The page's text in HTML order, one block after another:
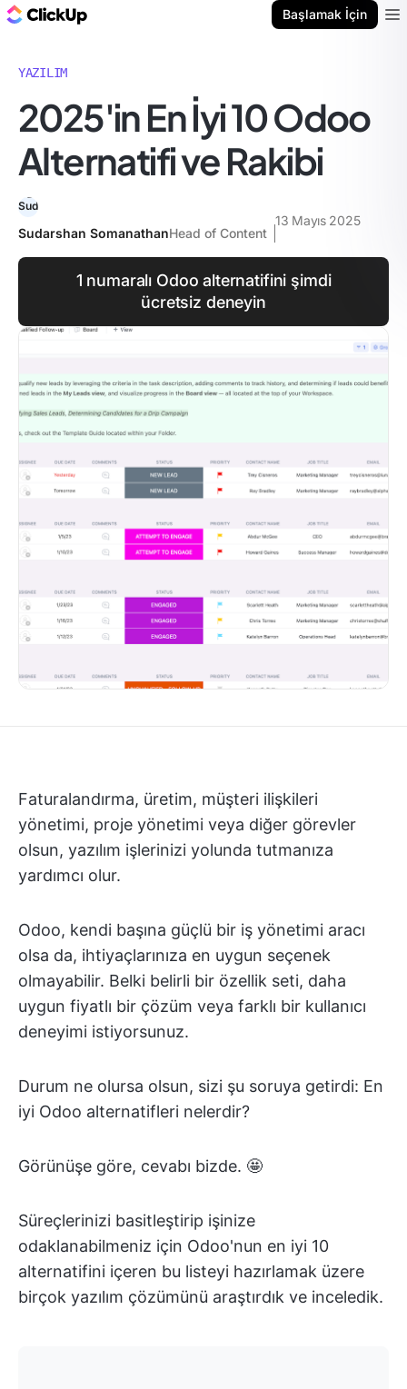
Başlamak İçin
YAZILIM
2025'in En İyi 10 Odoo
Alternatifi ve Rakibi
Sudarshan SomanathanHead of Content
13 Mayıs 2025
1 numaralı Odoo alternatifini şimdi
ücretsiz deneyin
Faturalandırma, üretim, müşteri ilişkileri
yönetimi, proje yönetimi veya diğer görevler
olsun, yazılım işlerinizi yolunda tutmanıza
yardımcı olur.
Odoo, kendi başına güçlü bir iş yönetimi aracı
olsa da, ihtiyaçlarınıza en uygun seçenek
olmayabilir. Belki belirli bir özellik seti, daha
uygun fiyatlı bir çözüm veya farklı bir kullanıcı
deneyimi istiyorsunuz.
Durum ne olursa olsun, sizi şu soruya getirdi: En
iyi Odoo alternatifleri nelerdir?
Görünüşe göre, cevabı bizde. 🤩
Süreçlerinizi basitleştirip işinize
odaklanabilmeniz için Odoo'nun en iyi 10
alternatifini içeren bu listeyi hazırlamak üzere
birçok yazılım çözümünü araştırdık ve inceledik.